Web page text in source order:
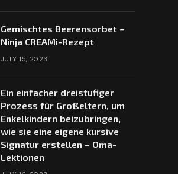
Gemischtes Beerensorbet –
Ninja CREAMi-Rezept
JULY 15, 2023
Ein einfacher dreistufiger
Prozess für Großeltern, um
Enkelkindern beizubringen,
wie sie eine eigene kursive
Signatur erstellen – Oma-
Lektionen